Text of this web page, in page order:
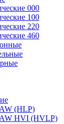
000
100
220
460
(HLP)
HVI (HVLP)